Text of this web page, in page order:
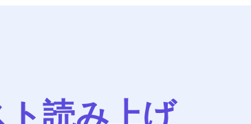
読み上げ